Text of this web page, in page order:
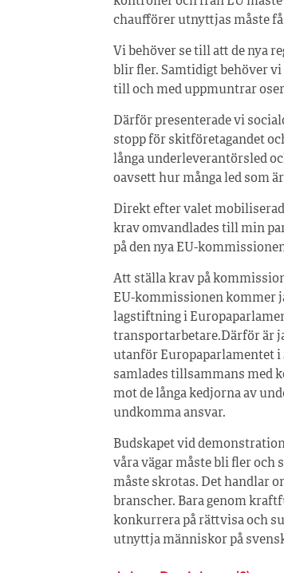
chaufförer utnyttjas måste
Vi behöver se till att de nya
blir fler. Samtidigt behöver
till och med uppmuntrar
Därför presenterade vi
stopp för skitföretagandet
långa underleverantörsled
oavsett hur många led som
Direkt efter valet
krav omvandlades till min
på den nya EU-
Att ställa krav på
EU-kommissionen kommer
lagstiftning i
transportarbetare.Därför är
utanför Europaparlamentet
samlades tillsammans med
mot de långa kedjorna av
undkomma ansvar.
Budskapet vid
våra vägar måste bli fler och
måste skrotas. Det handlar
branscher. Bara genom
konkurrera på rättvisa och
utnyttja människor på